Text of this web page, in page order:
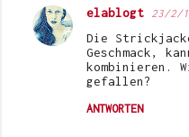
elablogt 23/2/
Die
Geschmack,
kombinieren.
gefallen?
ANTWORTEN